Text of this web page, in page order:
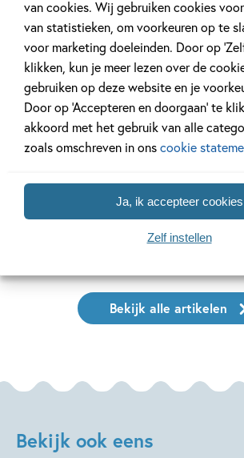
van cookies. Wij gebruiken cookies
van statistieken, om voorkeuren op te
voor marketing doeleinden. Door op
klikken, kun je meer lezen over de
gebruiken op deze website en je
Door op ‘Accepteren en doorgaan’ te
akkoord met het gebruik van alle
zoals omschreven in onscookie
Ja, ik accepteer cookies
Zelf instellen
30 SEPTEMBER 2025
Nieuw: jubileumeditie ‘De
regels van Floor’
Nieuws
Bekijk alle artikelen
Bekijk ook eens